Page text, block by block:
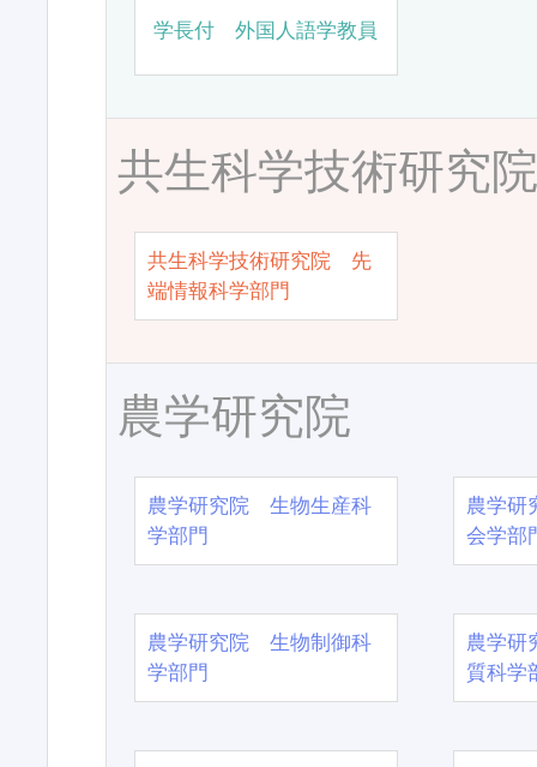
学長付 外国人語学教員
共生科学技術研究
共生科学技術研究院 先
端情報科学部門
農学研究院
農学研究院 生物生産科
学部門
農学
会学部
農学研究院 生物制御科
学部門
農学
質科学